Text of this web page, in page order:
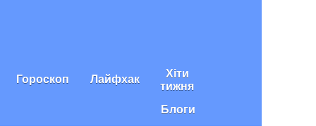
Гороскоп Лайфхак Хіти
тижня
Блоги